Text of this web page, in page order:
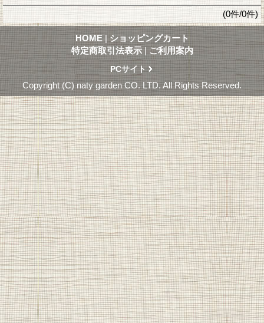
(0件/0件)
HOME | ショッピングカート
特定商取引法表示 | ご利用案内
PCサイト
Copyright (C) naty garden CO. LTD. All Rights Reserved.